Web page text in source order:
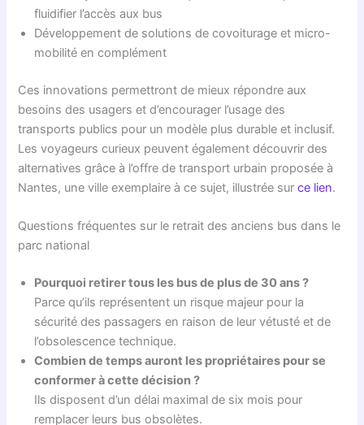
fluidifier l’accès aux bus
Développement de solutions de covoiturage et micro-
mobilité en complément
Ces innovations permettront de mieux répondre aux
besoins des usagers et d’encourager l’usage des
transports publics pour un modèle plus durable et inclusif.
Les voyageurs curieux peuvent également découvrir des
alternatives grâce à l’offre de transport urbain proposée à
Nantes, une ville exemplaire à ce sujet, illustrée surce lien.
Questions fréquentes sur le retrait des anciens bus dans le
parc national
Pourquoi retirer tous les bus de plus de 30 ans ?
Parce qu’ils représentent un risque majeur pour la
sécurité des passagers en raison de leur vétusté et de
l’obsolescence technique.
Combien de temps auront les propriétaires pour se
conformer à cette décision ?
Ils disposent d’un délai maximal de six mois pour
remplacer leurs bus obsolètes.